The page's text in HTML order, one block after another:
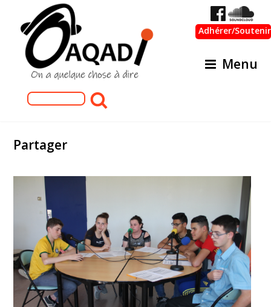
Menu
Adhérer/Soutenir
Formulaire de recherche
Rechercher
Partager
IMG_7644.JPG